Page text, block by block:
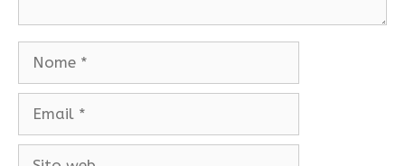
Nome
Email
Sito